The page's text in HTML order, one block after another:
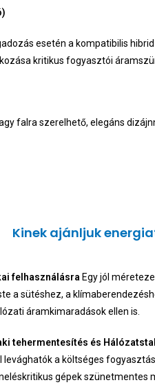
esetén a kompatibilis
kritikus fogyasztói
falra szerelhető, elegáns
Kinek ajánljuk
felhasználásra Egy jól
a sütéshez, a
áramkimaradások ellen is.
tehermentesítés és
a költséges
gépek